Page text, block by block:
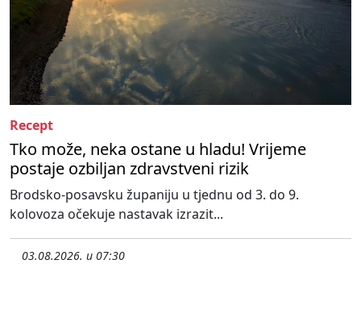
Recept
Tko može, neka ostane u hladu! Vrijeme
postaje ozbiljan zdravstveni rizik
Brodsko-posavsku županiju u tjednu od 3. do 9.
kolovoza očekuje nastavak izrazit...
03.08.2026. u 07:30